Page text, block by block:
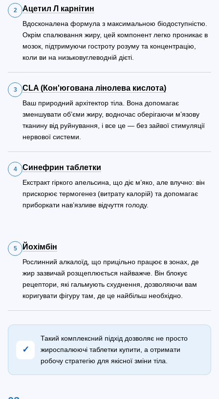
2 Ацетил Л карнітин
Вдосконалена формула з максимальною біодоступністю.
Окрім спалювання жиру, цей компонент легко проникає в
мозок, підтримуючи гостроту розуму та концентрацію,
коли ви на низьковуглеводній дієті.
3 CLA (Кон'югована лінолева кислота)
Ваш природний архітектор тіла. Вона допомагає
зменшувати об’єми жиру, водночас оберігаючи м’язову
тканину від руйнування, і все це — без зайвої стимуляції
нервової системи.
4 Синефрин таблетки
Екстракт гіркого апельсина, що діє м’яко, але влучно: він
прискорює термогенез (витрату калорій) та допомагає
приборкати нав’язливе відчуття голоду.
5 Йохімбін
Рослинний алкалоїд, що прицільно працює в зонах, де
жир зазвичай розщеплюється найважче. Він блокує
рецептори, які гальмують схуднення, дозволяючи вам
коригувати фігуру там, де це найбільш необхідно.
✓
Такий комплексний підхід дозволяє не просто
жироспалюючі таблетки купити, а отримати
робочу стратегію для якісної зміни тіла.